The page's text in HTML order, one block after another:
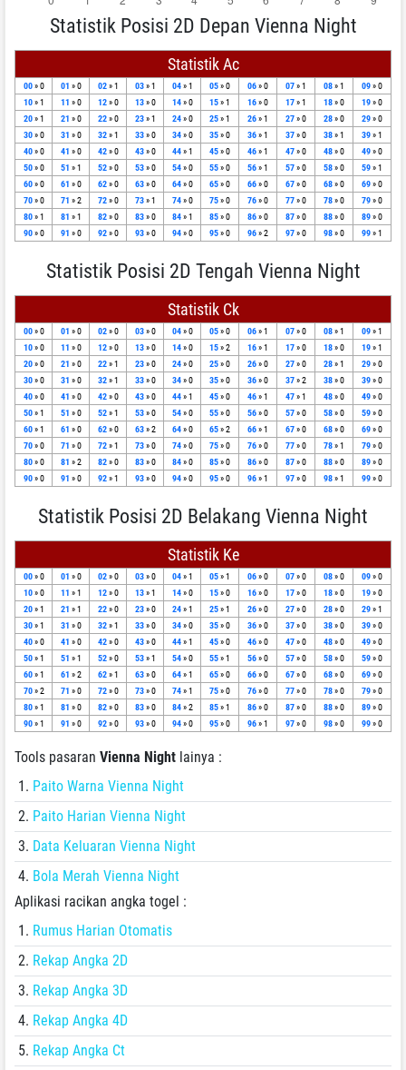
Statistik Posisi 2D Depan Vienna Night
Statistik Ac
00» 0 01 » 0 02» 1 03» 1 04» 1 05» 0 06» 0 07» 1 08» 1 09» 0
10» 1 11 » 0 12» 0 13» 0 14» 0 15» 1 16» 0 17» 1 18» 0 19» 0
20» 1 21 » 0 22» 0 23» 1 24» 0 25» 1 26» 1 27» 0 28» 0 29» 0
30» 0 31 » 0 32» 1 33» 0 34» 0 35» 0 36» 1 37» 0 38» 1 39» 1
40» 0 41 » 0 42» 0 43» 0 44» 1 45» 0 46» 1 47» 0 48» 0 49» 0
50» 0 51 » 1 52» 0 53» 0 54» 0 55» 0 56» 1 57» 0 58» 0 59» 1
60» 0 61 » 0 62» 0 63» 0 64» 0 65» 0 66» 0 67» 0 68» 0 69» 0
70» 0 71 » 2 72» 0 73» 1 74» 0 75» 0 76» 0 77» 0 78» 0 79» 0
80» 1 81 » 1 82» 0 83» 0 84» 1 85» 0 86» 0 87» 0 88» 0 89» 0
90» 0 91 » 0 92» 0 93» 0 94» 0 95» 0 96» 2 97» 0 98» 0 99» 1
Statistik Posisi 2D Tengah Vienna Night
Statistik Ck
00» 0 01 » 0 02» 0 03» 0 04» 0 05» 0 06» 1 07» 0 08» 1 09» 1
10» 0 11 » 0 12» 0 13» 0 14» 0 15» 2 16» 1 17» 0 18» 0 19» 1
20» 0 21 » 0 22» 1 23» 0 24» 0 25» 0 26» 0 27» 0 28» 1 29» 0
30» 0 31 » 0 32» 1 33» 0 34» 0 35» 0 36» 0 37» 2 38» 0 39» 0
40» 0 41 » 0 42» 0 43» 0 44» 1 45» 0 46» 1 47» 1 48» 0 49» 0
50» 1 51 » 0 52» 1 53» 0 54» 0 55» 0 56» 0 57» 0 58» 0 59» 0
60» 1 61 » 0 62» 0 63» 2 64» 0 65» 2 66» 1 67» 0 68» 0 69» 0
70» 0 71 » 0 72» 1 73» 0 74» 0 75» 0 76» 0 77» 0 78» 1 79» 0
80» 0 81 » 2 82» 0 83» 0 84» 0 85» 0 86» 0 87» 0 88» 0 89» 0
90» 0 91 » 0 92» 1 93» 0 94» 0 95» 0 96» 1 97» 0 98» 1 99» 0
Statistik Posisi 2D Belakang Vienna Night
Statistik Ke
00» 0 01 » 0 02» 0 03» 0 04» 1 05» 1 06» 0 07» 0 08» 0 09» 0
10» 0 11 » 1 12» 0 13» 1 14» 0 15» 0 16» 0 17» 0 18» 0 19» 0
20» 1 21 » 1 22» 0 23» 0 24» 1 25» 1 26» 0 27» 0 28» 0 29» 1
30» 1 31 » 0 32» 1 33» 0 34» 0 35» 0 36» 0 37» 0 38» 0 39» 0
40» 0 41 » 0 42» 0 43» 0 44» 1 45» 0 46» 0 47» 0 48» 0 49» 0
50» 1 51 » 1 52» 0 53» 1 54» 0 55» 1 56» 0 57» 0 58» 0 59» 0
60» 1 61 » 2 62» 1 63» 0 64» 1 65» 0 66» 0 67» 0 68» 0 69» 0
70» 2 71 » 0 72» 0 73» 0 74» 1 75» 0 76» 0 77» 0 78» 0 79» 0
80» 1 81 » 0 82» 0 83» 0 84» 2 85» 1 86» 0 87» 0 88» 0 89» 0
90» 1 91 » 0 92» 0 93» 0 94» 0 95» 0 96» 1 97» 0 98» 0 99» 0
Tools pasaran Vienna Night lainya :
Paito Warna Vienna Night
Paito Harian Vienna Night
Data Keluaran Vienna Night
Bola Merah Vienna Night
Aplikasi racikan angka togel :
Rumus Harian Otomatis
Rekap Angka 2D
Rekap Angka 3D
Rekap Angka 4D
Rekap Angka Ct